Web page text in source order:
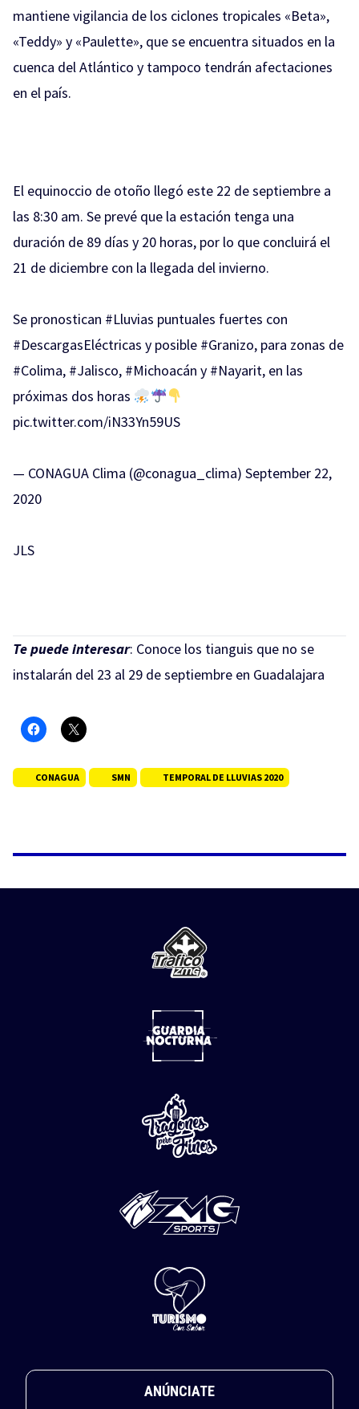
mantiene vigilancia de los ciclones tropicales «Beta»,
«Teddy» y «Paulette», que se encuentra situados en la
cuenca delAtlántico y tampoco tendrán afectaciones
en el país.
El equinoccio de otoño llegó este 22 de septiembre a
las 8:30 am. Se prevé que la estación tenga una
duración de 89 días y 20 horas, por lo que concluirá el
21 de diciembre con la llegada del invierno.
Se pronostican #Lluvias puntuales fuertes con
#DescargasEléctricas y posible #Granizo, para zonas de
#Colima, #Jalisco, #Michoacán y #Nayarit, en las
próximas dos horas
pic.twitter.com/iN33Yn59US
— CONAGUA Clima (@conagua_clima) September 22,
2020
JLS
Te puede interesar: Conoce los tianguis que no se
instalarán del 23 al 29 de septiembre en Guadalajara
CONAGUA SMN TEMPORAL DE LLUVIAS 2020
Rescatan a trabajador tras recibir
de altura en La Nogalera
registró sobre la avenida Cañas en su cruce con la calle
Trigo, en la colonia La Nogalera del municipio de